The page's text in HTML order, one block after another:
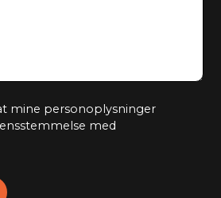
mine personoplysninger
med